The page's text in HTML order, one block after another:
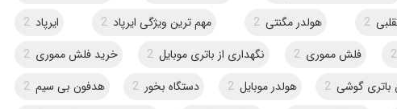
2 هولدر مگنتی 2 مهم ترین ویژگی ایرپاد 2 ایرپاد 2
2 فلش مموری 2 نگهداری از باتری موبایل 2 خرید فلش مموری 2
گوشی 2 هولدر موبایل 2 دستگاه بخور 2 هدفون بی سیم 2